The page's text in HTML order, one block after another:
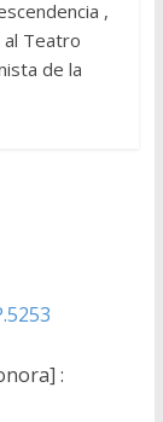
,
Teatro
de la
: